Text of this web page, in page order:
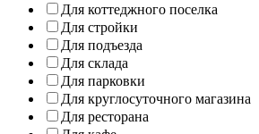
Для коттеджного поселка
Для стройки
Для подъезда
Для склада
Для парковки
Для круглосуточного магазина
Для ресторана